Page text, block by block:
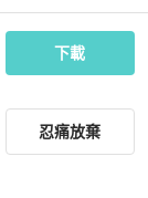
下載
忍痛放棄